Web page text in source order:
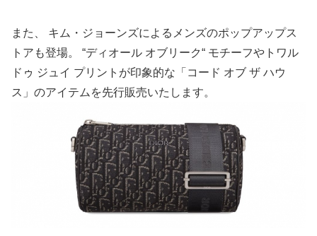
また、 キム・ジョーンズによるメンズのポップアップス
トアも登場。 “ディオール オブリーク“ モチーフやトワル
ドゥ ジュイ プリントが印象的な「コード オブ ザ ハウ
ス」のアイテムを先行販売いたします。